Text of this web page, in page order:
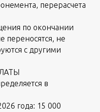
перерасчета
по окончании
переносятся, не
с другими
в
года: 15 000